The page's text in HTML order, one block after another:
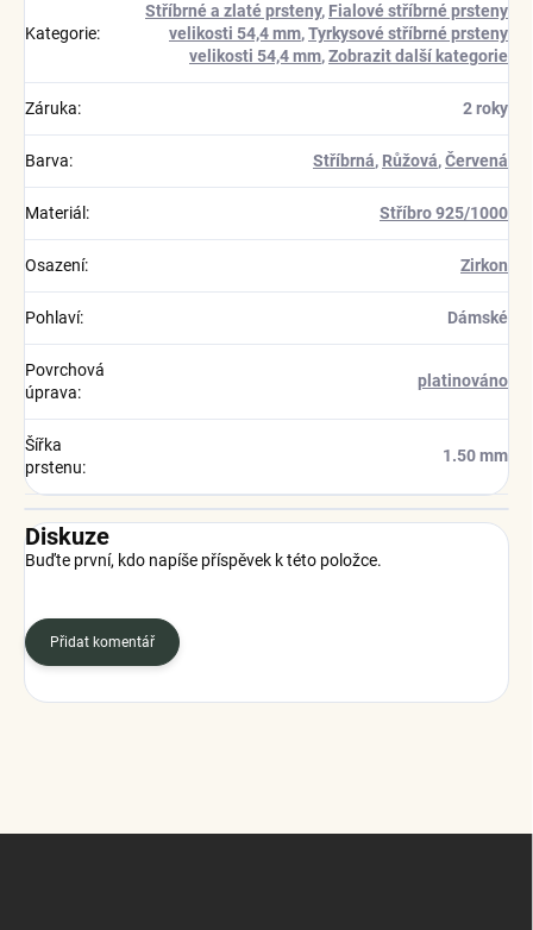
Kategorie:
Stříbrné a zlaté prsteny, Fialové stříbrné prsteny
velikosti 54,4 mm,Tyrkysové stříbrné prsteny
velikosti 54,4 mm,Zobrazit další kategorie
Záruka: 2 roky
Barva: Stříbrná, Růžová,Červená
Materiál : Stříbro 925/1000
Osazení: Zirkon
Pohlaví: Dámské
Povrchová
úprava:
platinováno
Šířka
prstenu:
1.50 mm
Diskuze
Buďte první, kdo napíše příspěvek k této položce.
Přidat komentář